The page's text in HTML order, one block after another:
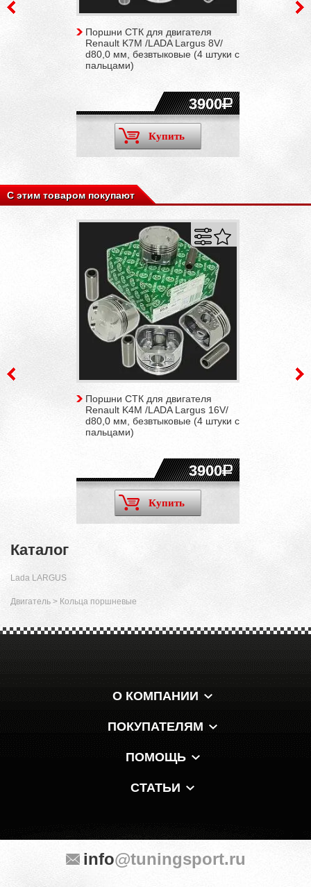
Поршни СТК для двигателя
Renault K7M /LADA Largus 8V/
d80,0 мм, безвтыковые (4 штуки с
пальцами)
3900
Купить
С этим товаром покупают
Поршни СТК для двигателя
Renault K4M /LADA Largus 16V/
d80,0 мм, безвтыковые (4 штуки с
пальцами)
3900
Купить
Каталог
Lada LARGUS
Двигатель > Кольца поршневые
О КОМПАНИИ
ПОКУПАТЕЛЯМ
ПОМОЩЬ
СТАТЬИ
info@tuningsport.ru